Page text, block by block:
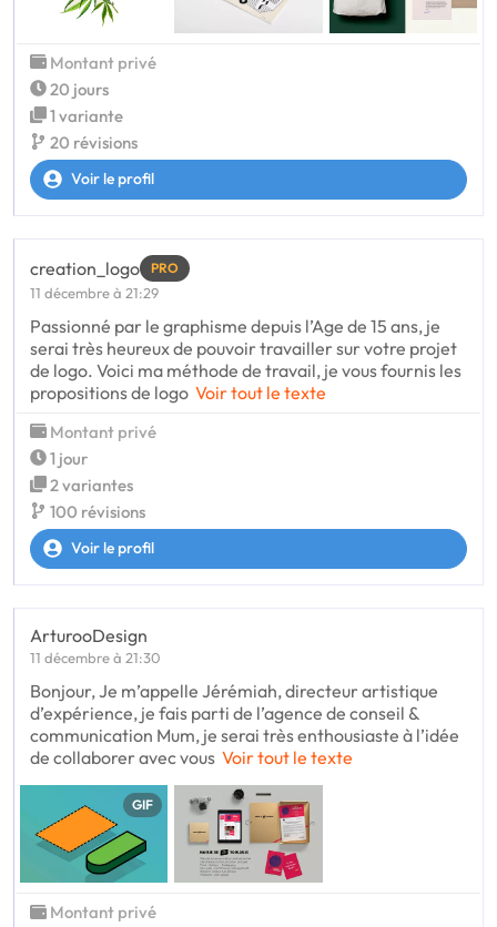
Montant privé
20 jours
1 variante
20 révisions
Voir le profil
creation_logo PRO
11 décembre à 21:29
Passionné par le graphisme depuis l’Age de 15 ans, je
serai très heureux de pouvoir travailler sur votre projet
de logo. Voici ma méthode de travail, je vous fournis les
propositions de logo Voir tout le texte
Montant privé
1 jour
2 variantes
100 révisions
Voir le profil
ArturooDesign
11 décembre à 21:30
Bonjour, Je m’appelle Jérémiah, directeur artistique
d’expérience, je fais parti de l’agence de conseil &
communication Mum, je serai très enthousiaste à l’idée
de collaborer avec vous Voir tout le texte
GIF
Montant privé